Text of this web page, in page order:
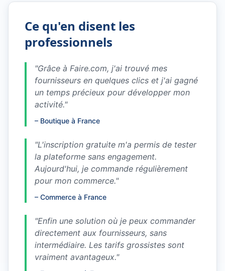
Ce qu'en disent les
professionnels
"Grâce à Faire.com, j'ai trouvé mes
fournisseurs en quelques clics et j'ai gagné
un temps précieux pour développer mon
activité."
– Boutique à France
"L'inscription gratuite m'a permis de tester
la plateforme sans engagement.
Aujourd'hui, je commande régulièrement
pour mon commerce."
– Commerce à France
"Enfin une solution où je peux commander
directement aux fournisseurs, sans
intermédiaire. Les tarifs grossistes sont
vraiment avantageux."